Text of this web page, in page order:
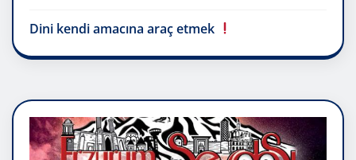
Dini kendi amacına araç etmek